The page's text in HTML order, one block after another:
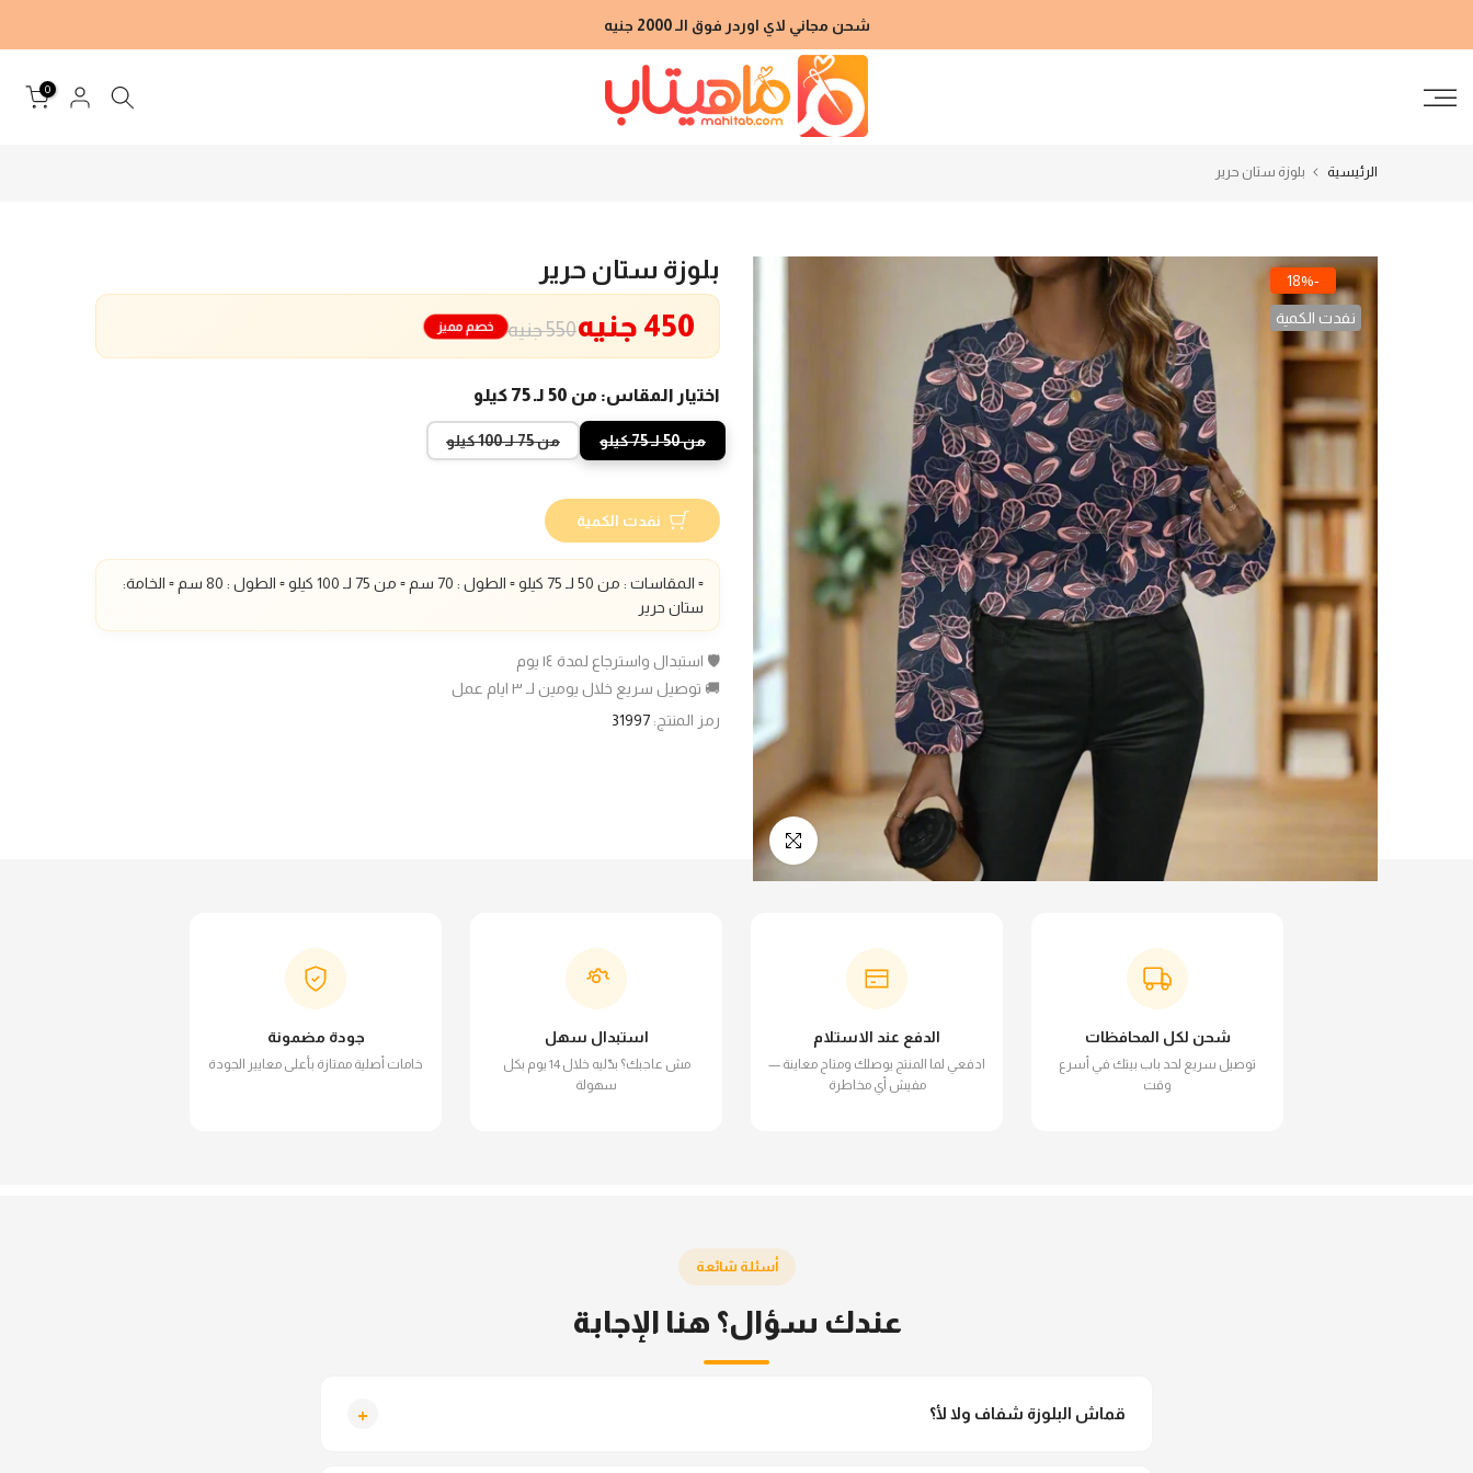
إلى
شحن مجاني لاي اوردر فوق الـ 2000 جنيه
0
الرئيسية بلوزة ستان حرير
-18%
نفدت الكمية
انقر للتكبير
بلوزة ستان حرير
550 جنيه 450 جنيه خصم مميز
اختيار المقاس: من 50 لـ 75 كيلو
من 50 لـ 75 كيلو من 75 لـ 100 كيلو
نفدت الكمية
▫️ المقاسات : من 50 لـ 75 كيلو ▫️ الطول : 70 سم ▫️ من 75 لـ 100 كيلو ▫️ الطول : 80 سم
▫️ الخامة:
ستان حرير
🛡️ استبدال واسترجاع لمدة ١٤ يوم
🚚 توصيل سريع خلال يومين لـ ٣ ايام عمل
رمز المنتج: 31997
شحن لكل المحافظات
توصيل سريع لحد باب بيتك في أسرع
وقت
الدفع عند الاستلام
ادفعي لما المنتج يوصلك ومتاح معاينة —
مفيش أي مخاطرة
استبدال سهل
مش عاجبك؟ بدّليه خلال 14 يوم بكل
سهولة
جودة مضمونة
خامات أصلية ممتازة بأعلى معايير الجودة
أسئلة شائعة
عندك سؤال؟ هنا الإجابة
قماش البلوزة شفاف ولا لأ؟ +